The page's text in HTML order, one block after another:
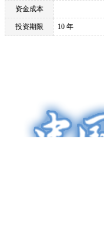
资金成本
投资期限 10 年